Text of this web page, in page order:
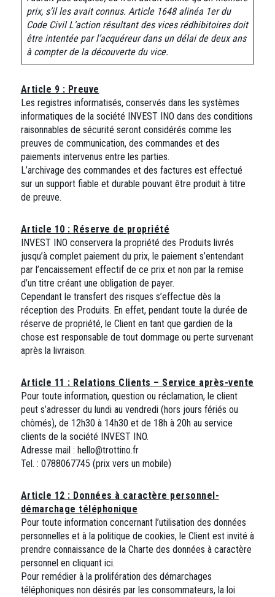
prix, s’il les avait connus. Article 1648 alinéa 1er du
Code Civil L’action résultant des vices rédhibitoires doit
être intentée par l’acquéreur dans un délai de deux ans
à compter de la découverte du vice.
Article 9 : Preuve
Les registres informatisés, conservés dans les systèmes
informatiques de la société INVEST INO dans des conditions
raisonnables de sécurité seront considérés comme les
preuves de communication, des commandes et des
paiements intervenus entre les parties.
L’archivage des commandes et des factures est effectué
sur un support fiable et durable pouvant être produit à titre
de preuve.
Article 10 : Réserve de propriété
INVEST INO conservera la propriété des Produits livrés
jusqu’à complet paiement du prix, le paiement s’entendant
par l’encaissement effectif de ce prix et non par la remise
d’un titre créant une obligation de payer.
Cependant le transfert des risques s’effectue dès la
réception des Produits. En effet, pendant toute la durée de
réserve de propriété, le Client en tant que gardien de la
chose est responsable de tout dommage ou perte survenant
après la livraison.
Article 11 : Relations Clients – Service après-vente
Pour toute information, question ou réclamation, le client
peut s’adresser du lundi au vendredi (hors jours fériés ou
chômés), de 12h30 à 14h30 et de 18h à 20h au service
clients de la société INVEST INO.
Adresse mail : hello@trottino.fr
Tel. : 0788067745 (prix vers un mobile)
Article 12 : Données à caractère personnel-
démarchage téléphonique
Pour toute information concernant l’utilisation des données
personnelles et à la politique de cookies, le Client est invité à
prendre connaissance de la Charte des données à caractère
personnel en cliquant ici.
Pour remédier à la prolifération des démarchages
téléphoniques non désirés par les consommateurs, la loi